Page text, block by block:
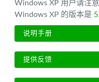
Windows XP 用户请注
Windows XP 的版本是
说明手册
提供反馈